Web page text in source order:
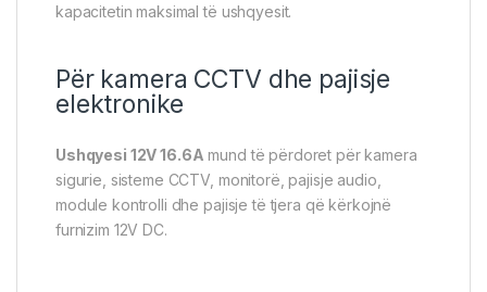
kapacitetin maksimal të ushqyesit.
Për kamera CCTV dhe pajisje
elektronike
Ushqyesi 12V 16.6A mund të përdoret për kamera
sigurie, sisteme CCTV, monitorë, pajisje audio,
module kontrolli dhe pajisje të tjera që kërkojnë
furnizim 12V DC.